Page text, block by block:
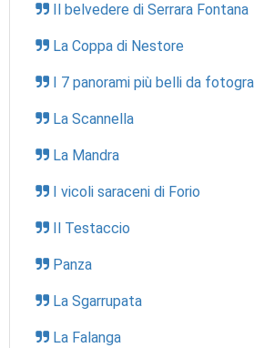
Il belvedere di Serrara Fontana
La Coppa di Nestore
I 7 panorami più belli da
La Scannella
La Mandra
I vicoli saraceni di Forio
Il Testaccio
Panza
La Sgarrupata
La Falanga